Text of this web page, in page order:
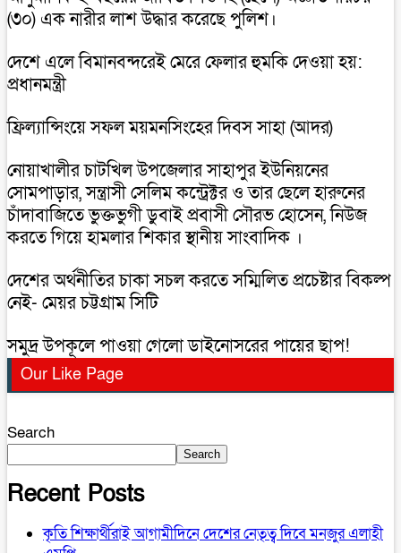
(৩০) এক নারীর লাশ উদ্ধার করেছে পুলিশ।
দেশে এলে বিমানবন্দরেই মেরে ফেলার হুমকি দেওয়া হয়:
প্রধানমন্ত্রী
ফ্রিল্যান্সিংয়ে সফল ময়মনসিংহের দিবস সাহা (আদর)
নোয়াখালীর চাটখিল উপজেলার সাহাপুর ইউনিয়নের
সোমপাড়ার, সন্ত্রাসী সেলিম কন্ট্রেক্টর ও তার ছেলে হারুনের
চাঁদাবাজিতে ভুক্তভুগী ডুবাই প্রবাসী সৌরভ হোসেন, নিউজ
করতে গিয়ে হামলার শিকার স্থানীয় সাংবাদিক ।
দেশের অর্থনীতির চাকা সচল করতে সম্মিলিত প্রচেষ্টার বিকল্প
নেই- মেয়র চট্টগ্রাম সিটি
সমুদ্র উপকূলে পাওয়া গেলো ডাইনোসরের পায়ের ছাপ!
Our Like Page
Search
Search
Recent Posts
কৃতি শিক্ষার্থীরাই আগামীদিনে দেশের নেতৃত্ব দিবে মনজুর এলাহী